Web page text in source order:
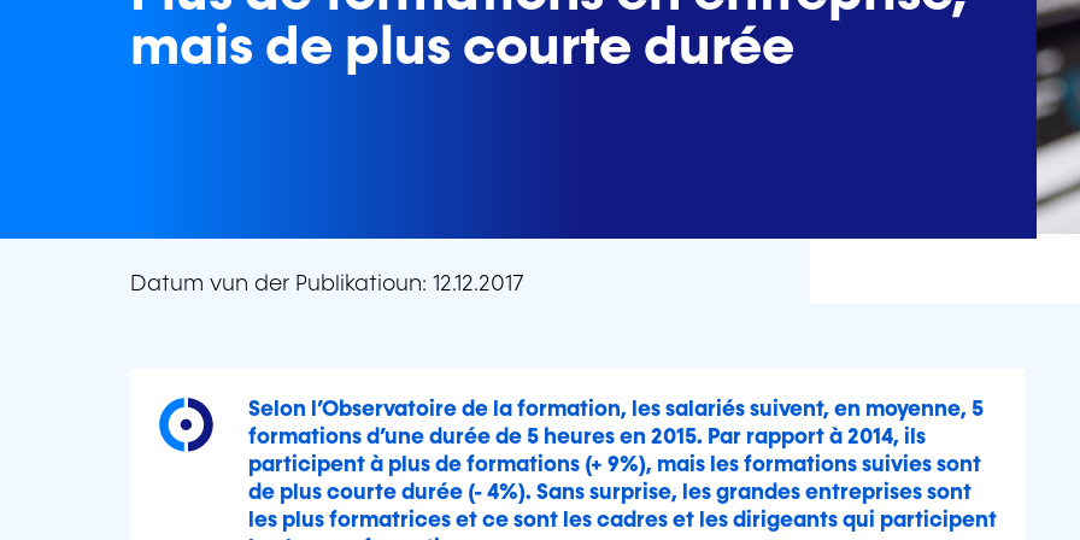
mais de plus courte durée
Datum vun der Publikatioun: 12.12.2017
Selon l’Observatoire de la formation, les salariés suivent, en moyenne, 5
formations d’une durée de 5 heures en 2015. Par rapport à 2014, ils
participent à plus de formations (+ 9%), mais les formations suivies sont
de plus courte durée (- 4%). Sans surprise, les grandes entreprises sont
les plus formatrices et ce sont les cadres et les dirigeants qui participent